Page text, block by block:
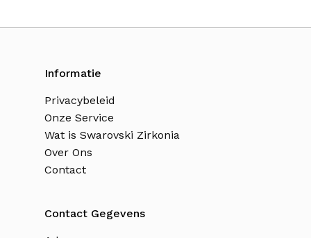
Informatie
Privacybeleid
Onze Service
Wat is Swarovski Zirkonia
Over Ons
Contact
Contact Gegevens